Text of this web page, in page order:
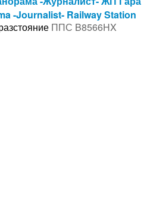
-Journalist- Railway Station
ППС B8566HX